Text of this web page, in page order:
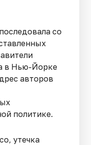
со
в Нью-Йорке
авторов
политике.
утечка